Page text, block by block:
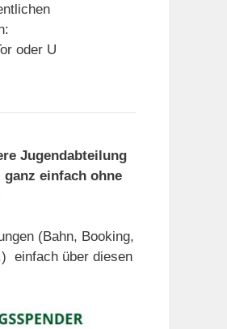
oder U
Jugendabteilung
einfach ohne
(Bahn, Booking,
einfach über diesen